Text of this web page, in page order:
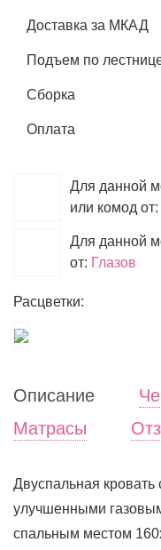
Доставка за МКАД
Подъем по
Сборка
Оплата
Для данной
или комод от:
Для данной
от: Глазов
Расцветки:
Описание
Матрасы
Двуспальная
улучшенными
спальным местом